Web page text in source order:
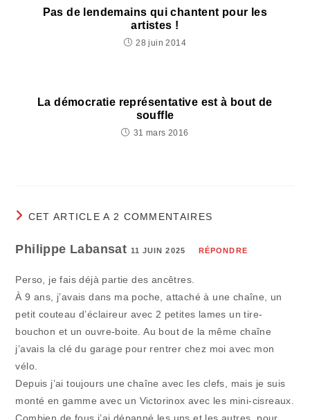
Pas de lendemains qui chantent pour les
artistes !
28 juin 2014
La démocratie représentative est à bout de
souffle
31 mars 2016
CET ARTICLE A 2 COMMENTAIRES
Philippe Labansat 11 JUIN 2025 RÉPONDRE
Perso, je fais déjà partie des ancêtres.
À 9 ans, j’avais dans ma poche, attaché à une chaîne, un
petit couteau d’éclaireur avec 2 petites lames un tire-
bouchon et un ouvre-boite. Au bout de la même chaîne
j’avais la clé du garage pour rentrer chez moi avec mon
vélo.
Depuis j’ai toujours une chaîne avec les clefs, mais je suis
monté en gamme avec un Victorinox avec les mini-cisreaux.